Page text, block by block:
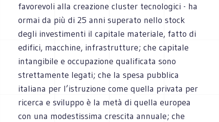
favorevoli alla creazione cluster tecnologici - ha
ormai da più di 25 anni superato nello stock
degli investimenti il capitale materiale, fatto di
edifici, macchine, infrastrutture; che capitale
intangibile e occupazione qualificata sono
strettamente legati; che la spesa pubblica
italiana per l’istruzione come quella privata per
ricerca e sviluppo è la metà di quella europea
con una modestissima crescita annuale; che